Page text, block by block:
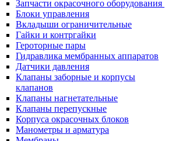
Запчасти окрасочного оборудования
Блоки управления
Вкладыши ограничительные
Гайки и контргайки
Героторные пары
Гидравлика мембранных аппаратов
Датчики давления
Клапаны заборные и корпусы
клапанов
Клапаны нагнетательные
Клапаны перепускные
Корпуса окрасочных блоков
Манометры и арматура